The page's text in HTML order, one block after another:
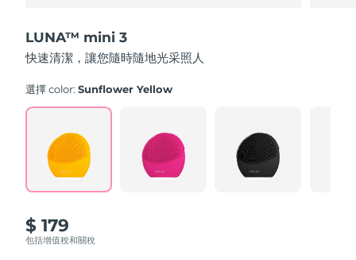
LUNA™ mini 3
快速清潔，讓您隨時隨地光采照人
選擇 color:Sunflower Yellow
$ 179
包括增值稅和關稅